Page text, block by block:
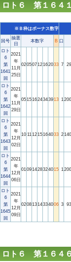
ロト６ 第１６４
※Ｂ枠はボーナス数字
回号
抽選
日
本数字 B 口
ロト
6
第
1641
回
2021
年
11月
25日
02050712162033 7
ロト
6
第
1642
回
2021
年
11月
29日
05151624343913 1
ロト
6
第
1643
回
2021
年
12月
02日
10 111215164033 2
ロト
6
第
1644
回
2021
年
12月
06日
01091428324015 1
ロト
6
第
1645
回
2021
年
12月
09日
02081314334006 3
ロト６ 第１６４